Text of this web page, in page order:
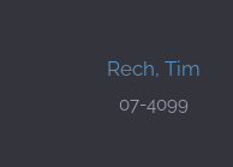
Rech, Tim
07-4099